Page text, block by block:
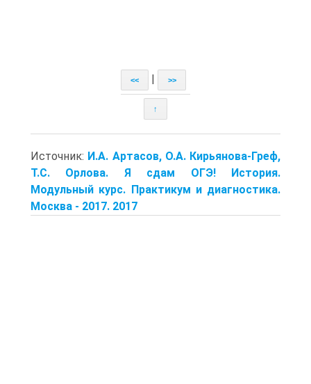
<< | >>
↑
Источник: И.А. Артасов, О.А. Кирьянова-Греф,
Т.С. Орлова. Я сдам ОГЭ! История.
Модульный курс. Практикум и диагностика.
Москва - 2017. 2017